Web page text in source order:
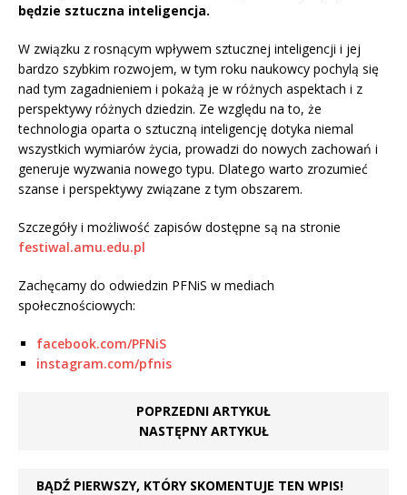
będzie sztuczna inteligencja.
W związku z rosnącym wpływem sztucznej inteligencji i jej
bardzo szybkim rozwojem, w tym roku naukowcy pochylą się
nad tym zagadnieniem i pokażą je w różnych aspektach i z
perspektywy różnych dziedzin. Ze względu na to, że
technologia oparta o sztuczną inteligencję dotyka niemal
wszystkich wymiarów życia, prowadzi do nowych zachowań i
generuje wyzwania nowego typu. Dlatego warto zrozumieć
szanse i perspektywy związane z tym obszarem.
Szczegóły i możliwość zapisów dostępne są na stronie
festiwal.amu.edu.pl
Zachęcamy do odwiedzin PFNiS w mediach
społecznościowych:
facebook.com/PFNiS
instagram.com/pfnis
POPRZEDNI ARTYKUŁ
NASTĘPNY ARTYKUŁ
BĄDŹ PIERWSZY, KTÓRY SKOMENTUJE TEN WPIS!